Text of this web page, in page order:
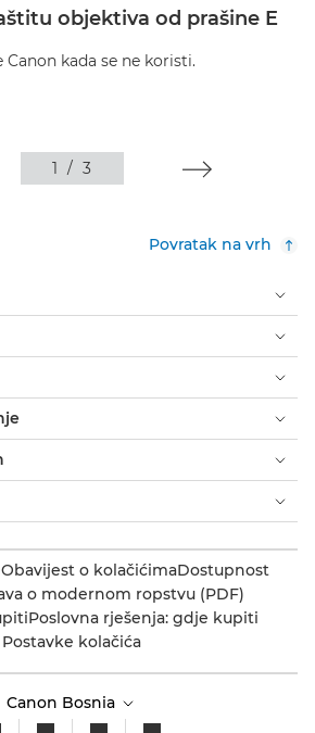
objektiva od prašine E
kada se ne koristi.
1 / 3
Povratak na vrh
Obavijest o kolačićimaDostupnost
o modernom ropstvu (PDF)
Poslovna rješenja: gdje kupiti
Postavke kolačića
Canon Bosnia